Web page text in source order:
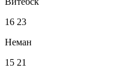
16 23
Неман
15 21